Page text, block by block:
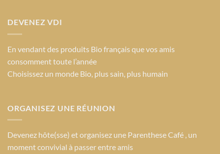
DEVENEZ VDI
En vendant des produits Bio français que vos amis
consomment toute l’année
Choisissez un monde Bio , plus sain, plus humain
ORGANISEZ UNE RÉUNION
Devenez hôte(sse) et organisez une Parenthese Café , un
moment convivial à passer entre amis